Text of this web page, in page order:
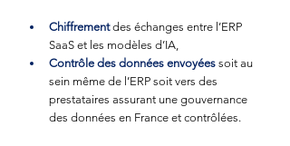
Chiffrement des échanges entre l’ERP
SaaS et les modèles d’IA,
Contrôle des données envoyées soit au
sein même de l’ERP soit vers des
prestataires assurant une gouvernance
des données en France et contrôlées.